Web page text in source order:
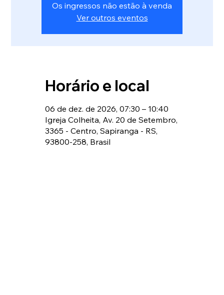
Os ingressos não estão à venda
Ver outros eventos
Horário e local
06 de dez. de 2026, 07:30 – 10:40
Igreja Colheita, Av. 20 de Setembro,
3365 - Centro, Sapiranga - RS,
93800-258, Brasil